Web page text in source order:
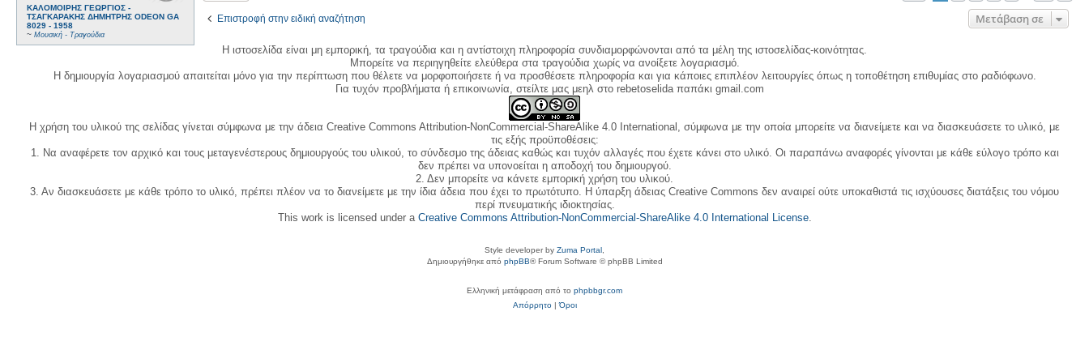
ΚΑΛΟΜΟΙΡΗΣ ΓΕΩΡΓΙΟΣ -
ΤΣΑΓΚΑΡΑΚΗΣ ΔΗΜΗΤΡΗΣ ODEON GA
8029 - 1958
~ Μουσική - Τραγούδια
Επιστροφή στην ειδική αναζήτηση Μετάβαση σε
Η ιστοσελίδα είναι μη εμπορική, τα τραγούδια και η αντίστοιχη πληροφορία συνδιαμορφώνονται από τα μέλη της ιστοσελίδας-κοινότητας.
Μπορείτε να περιηγηθείτε ελεύθερα στα τραγούδια χωρίς να ανοίξετε λογαριασμό.
Η δημιουργία λογαριασμού απαιτείται μόνο για την περίπτωση που θέλετε να μορφοποιήσετε ή να προσθέσετε πληροφορία και για κάποιες επιπλέον λειτουργίες όπως η τοποθέτηση επιθυμίας στο ραδιόφωνο.
Για τυχόν προβλήματα ή επικοινωνία, στείλτε μας μεηλ στο rebetoselida παπάκι gmail.com
Η χρήση του υλικού της σελίδας γίνεται σύμφωνα με την άδεια Creative Commons Attribution-NonCommercial-ShareAlike 4.0 International, σύμφωνα με την οποία μπορείτε να διανείμετε και να διασκευάσετε το υλικό, με
τις εξής προϋποθέσεις:
1. Να αναφέρετε τον αρχικό και τους μεταγενέστερους δημιουργούς του υλικού, το σύνδεσμο της άδειας καθώς και τυχόν αλλαγές που έχετε κάνει στο υλικό. Οι παραπάνω αναφορές γίνονται με κάθε εύλογο τρόπο και
δεν πρέπει να υπονοείται η αποδοχή του δημιουργού.
2. Δεν μπορείτε να κάνετε εμπορική χρήση του υλικού.
3. Αν διασκευάσετε με κάθε τρόπο το υλικό, πρέπει πλέον να το διανείμετε με την ίδια άδεια που έχει το πρωτότυπο. Η ύπαρξη άδειας Creative Commons δεν αναιρεί ούτε υποκαθιστά τις ισχύουσες διατάξεις του νόμου
περί πνευματικής ιδιοκτησίας.
This work is licensed under a Creative Commons Attribution-NonCommercial-ShareAlike 4.0 International License.
Style developer by Zuma Portal
Δημιουργήθηκε από phpBB® Forum Software © phpBB Limited
Ελληνική μετάφραση από το phpbbgr.com
Απόρρητο|Όροι